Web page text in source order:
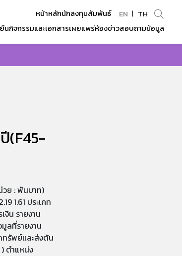
หน้าหลักนักลงทุนสัมพันธ์ EN TH
นกิจกรรมและเอกสารเผยแพร่ห้องข่าวสอบถามข้อมูล
(F45-
วย : พันบาท)
1.61 ประเภท
งิน รายงาน
ลที่รายงาน
ทรัพย์และส่งต้น
ตำแหน่ง